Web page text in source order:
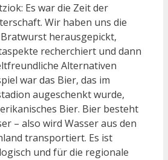
Es war die Zeit der
Wir haben uns die
herausgepickt,
recherchiert und dann
Alternativen
war das Bier, das im
augeschenkt wurde,
Bier. Bier besteht
– also wird Wasser aus den
transportiert. Es ist
und für die regionale